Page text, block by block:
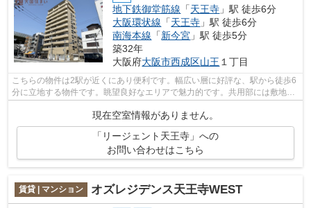
地下鉄御堂筋線 「天王寺 」駅 徒歩6分
大阪環状線 「天王寺 」駅 徒歩6分
南海本線 「新今宮 」駅 徒歩5分
築32年
大阪府大阪市西成区山王 １丁目
こちらの物件は2駅が近くにあり便利です。幅広い層に好評な、駅から徒歩6
分に立地する物件です。眺望良好なエリアで魅力的です。共用部には敷地内
ごみ置き場・エレベータなどが備わっ...
現在空室情報がありません。
「リージェント天王寺」への
お問い合わせはこちら
賃貸 | マンション オズレジデンス天王寺WEST